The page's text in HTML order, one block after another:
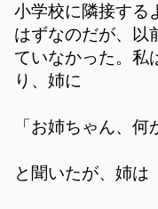
小学校に隣接する
はずなのだが、以
ていなかった。私
り、姉に
「お姉ちゃん、何
と聞いたが、姉は